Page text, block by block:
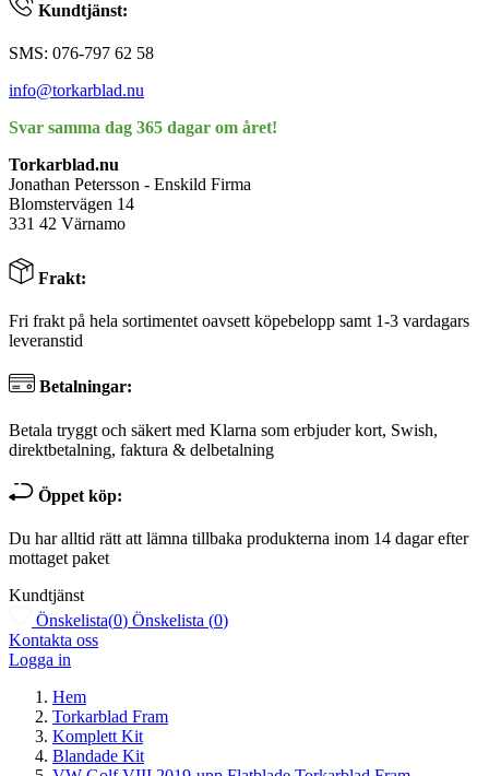
Kundtjänst:
SMS: 076-797 62 58
info@torkarblad.nu
Svar samma dag 365 dagar om året!
Torkarblad.nu
Jonathan Petersson - Enskild Firma
Blomstervägen 14
331 42 Värnamo
Frakt:
Fri frakt på hela sortimentet oavsett köpebelopp samt 1-3 vardagars
leveranstid
Betalningar:
Betala tryggt och säkert med Klarna som erbjuder kort, Swish,
direktbetalning, faktura & delbetalning
Öppet köp:
Du har alltid rätt att lämna tillbaka produkterna inom 14 dagar efter
mottaget paket
Kundtjänst
Önskelista(0) Önskelista (0)
Kontakta oss
Logga in
Hem
Torkarblad Fram
Komplett Kit
Blandade Kit